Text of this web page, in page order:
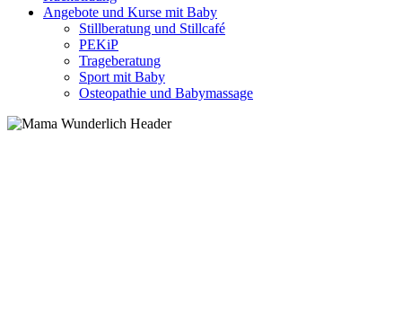
Angebote und Kurse mit Baby
Stillberatung und Stillcafé
PEKiP
Trageberatung
Sport mit Baby
Osteopathie und Babymassage